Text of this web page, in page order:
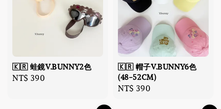
🇰🇷 蛙鏡V.BUNNY2色
Regular
NT$ 390
🇰🇷 帽子V.BUNNY6色
(48-52CM)
Regular
NT$ 390